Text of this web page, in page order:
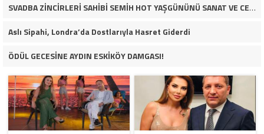
SVADBA ZİNCİRLERİ SAHİBİ SEMİH HOT YAŞGÜNÜNÜ SANAT VE CEMİYET DÜNYASININ ÜNLÜ İSİMLERİYLE KUTLADI!
Aslı Sipahi, Londra’da Dostlarıyla Hasret Giderdi
ÖDÜL GECESİNE AYDIN ESKİKÖY DAMGASI!